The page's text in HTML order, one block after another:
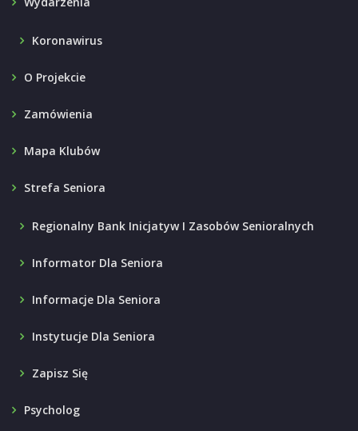
Koronawirus
O Projekcie
Zamówienia
Mapa Klubów
Strefa Seniora
Regionalny Bank Inicjatyw I Zasobów Senioralnych
Informator Dla Seniora
Informacje Dla Seniora
Instytucje Dla Seniora
Zapisz Się
Psycholog